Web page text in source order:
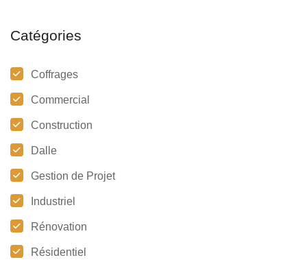
Catégories
Coffrages
Commercial
Construction
Dalle
Gestion de Projet
Industriel
Rénovation
Résidentiel